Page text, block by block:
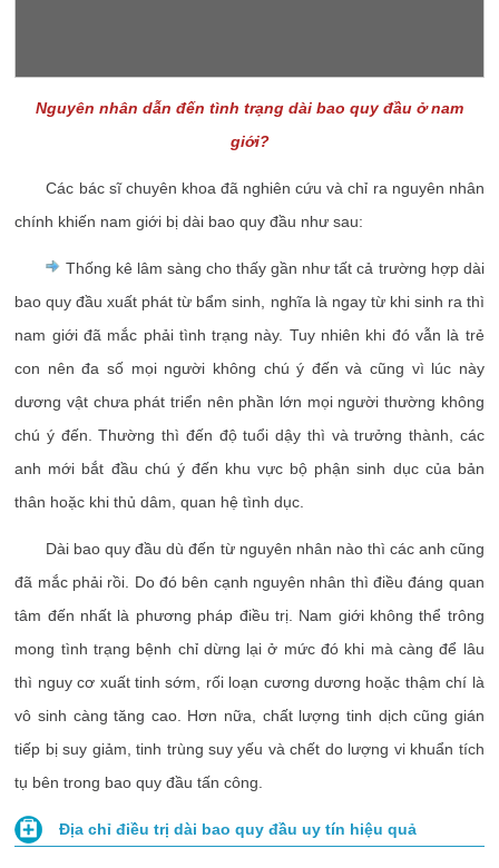
Nguyên nhân dẫn đến tình trạng dài bao quy đầu ở nam
giới?
Các bác sĩ chuyên khoa đã nghiên cứu và chỉ ra nguyên nhân
chính khiến nam giới bị dài bao quy đầu như sau:
Thống kê lâm sàng cho thấy gần như tất cả trường hợp dài
bao quy đầu xuất phát từ bẩm sinh, nghĩa là ngay từ khi sinh ra thì
nam giới đã mắc phải tình trạng này. Tuy nhiên khi đó vẫn là trẻ
con nên đa số mọi người không chú ý đến và cũng vì lúc này
dương vật chưa phát triển nên phần lớn mọi người thường không
chú ý đến. Thường thì đến độ tuổi dậy thì và trưởng thành, các
anh mới bắt đầu chú ý đến khu vực bộ phận sinh dục của bản
thân hoặc khi thủ dâm, quan hệ tình dục.
Dài bao quy đầu dù đến từ nguyên nhân nào thì các anh cũng
đã mắc phải rồi. Do đó bên cạnh nguyên nhân thì điều đáng quan
tâm đến nhất là phương pháp điều trị. Nam giới không thể trông
mong tình trạng bệnh chỉ dừng lại ở mức đó khi mà càng để lâu
thì nguy cơ xuất tinh sớm, rối loạn cương dương hoặc thậm chí là
vô sinh càng tăng cao. Hơn nữa, chất lượng tinh dịch cũng gián
tiếp bị suy giảm, tinh trùng suy yếu và chết do lượng vi khuẩn tích
tụ bên trong bao quy đầu tấn công.
Địa chỉ điều trị dài bao quy đầu uy tín hiệu quả